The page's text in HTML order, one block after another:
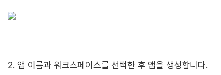
2. 앱 이름과 워크스페이스를 선택한 후 앱을 생성합니다.